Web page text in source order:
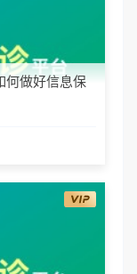
何做好信息保